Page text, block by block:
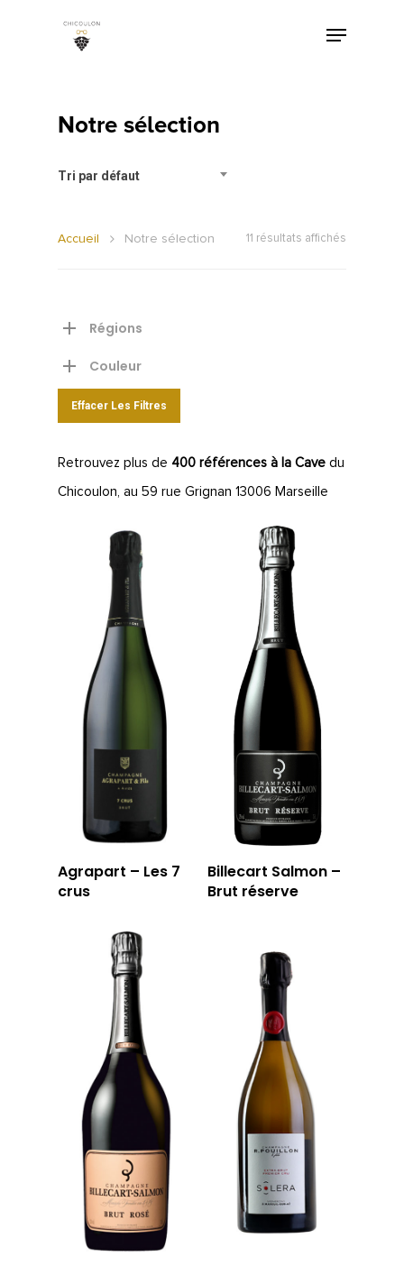
Notre sélection
Tri par défaut
11 résultats affichés
Accueil Notre sélection
Régions
Couleur
Effacer Les Filtres
Retrouvez plus de 400 références à la Cave du
Chicoulon, au 59 rue Grignan 13006 Marseille
Agrapart – Les 7
crus
Billecart Salmon –
Brut réserve